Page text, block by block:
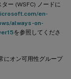
ー (WSFC) ノードに
en-
always-on-
を参照してくださ
オン可用性グループ